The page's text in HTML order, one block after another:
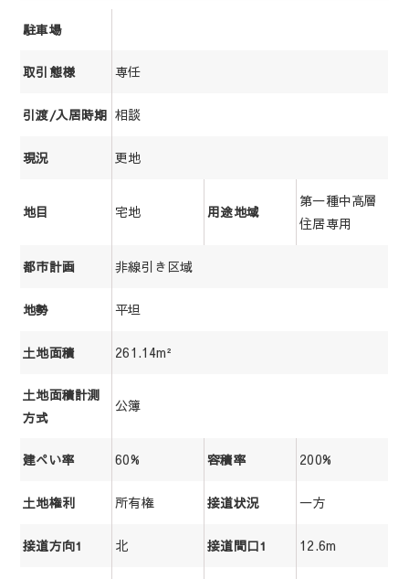
駐車場
取引態様 専任
引渡/入居時期 相談
現況 更地
地目 宅地 用途地域
第一種中高層
住居専用
都市計画 非線引き区域
地勢 平坦
土地面積 261.14m²
土地面積計測
方式
公簿
建ぺい率 60% 容積率 200%
土地権利 所有権 接道状況 一方
接道方向1 北 接道間口1 12.6m